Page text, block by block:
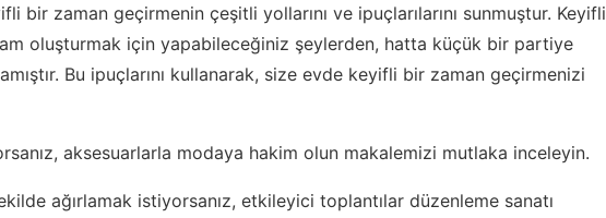
bir zaman geçirmenin çeşitli yollarını ve ipuçlarılarını sunmuştur. Keyifli
oluşturmak için yapabileceğiniz şeylerden, hatta küçük bir partiye
Bu ipuçlarını kullanarak, size evde keyifli bir zaman geçirmenizi
aksesuarlarla modaya hakim olun makalemizi mutlaka inceleyin.
ağırlamak istiyorsanız, etkileyici toplantılar düzenleme sanatı